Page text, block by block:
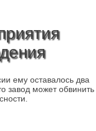
ему оставалось два
завод может обвинить